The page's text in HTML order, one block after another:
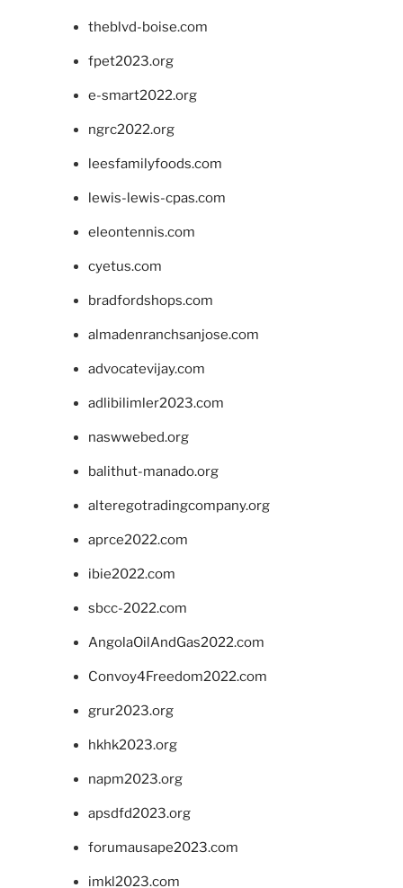
theblvd-boise.com
fpet2023.org
e-smart2022.org
ngrc2022.org
leesfamilyfoods.com
lewis-lewis-cpas.com
eleontennis.com
cyetus.com
bradfordshops.com
almadenranchsanjose.com
advocatevijay.com
adlibilimler2023.com
naswwebed.org
balithut-manado.org
alteregotradingcompany.org
aprce2022.com
ibie2022.com
sbcc-2022.com
AngolaOilAndGas2022.com
Convoy4Freedom2022.com
grur2023.org
hkhk2023.org
napm2023.org
apsdfd2023.org
forumausape2023.com
imkl2023.com